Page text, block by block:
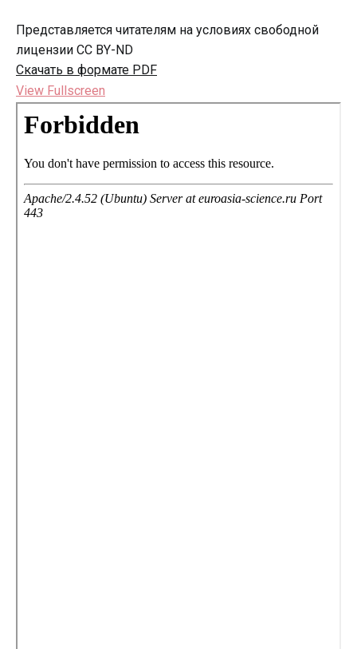
Представляется читателям на условиях свободной
лицензии CC BY-ND
Скачать в формате PDF
View Fullscreen
Перейти
содержимому